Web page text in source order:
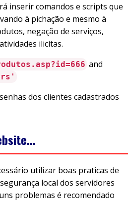
inserir comandos e scripts que
à pichação e mesmo à
negação de serviços,
ilicítas.
and
dos clientes cadastrados
utilizar boas praticas de
local dos servidores
problemas é recomendado